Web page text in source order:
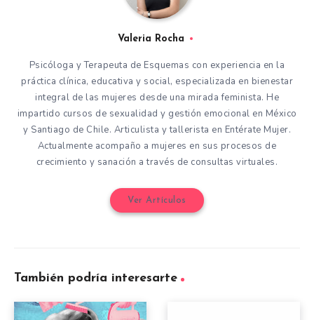
Valeria Rocha
Psicóloga y Terapeuta de Esquemas con experiencia en la
práctica clínica, educativa y social, especializada en bienestar
integral de las mujeres desde una mirada feminista. He
impartido cursos de sexualidad y gestión emocional en México
y Santiago de Chile. Articulista y tallerista en Entérate Mujer.
Actualmente acompaño a mujeres en sus procesos de
crecimiento y sanación a través de consultas virtuales.
Ver Artículos
También podría interesarte